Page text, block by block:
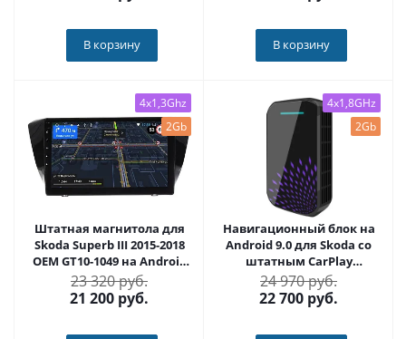
В корзину В корзину
4x1,3Ghz
2Gb
Штатная магнитола для
Skoda Superb III 2015-2018
OEM GT10-1049 на Android
10
23 320 руб.
21 200 руб.
4x1,8GHz
2Gb
Навигационный блок на
Android 9.0 для Skoda со
штатным CarPlay
CARMEDIA AS-CP31
24 970 руб.
22 700 руб.